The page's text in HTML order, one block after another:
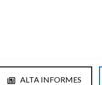
ALTA INFORMES